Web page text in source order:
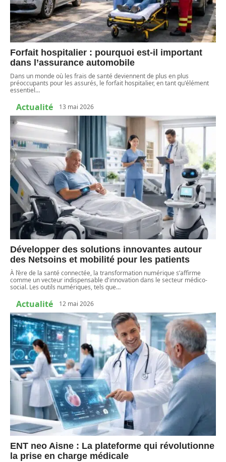
Forfait hospitalier : pourquoi est-il important
dans l’assurance automobile
Dans un monde où les frais de santé deviennent de plus en plus
préoccupants pour les assurés, le forfait hospitalier, en tant qu'élément
essentiel…
Actualité 13 mai 2026
Développer des solutions innovantes autour
des Netsoins et mobilité pour les patients
À l’ère de la santé connectée, la transformation numérique s’affirme
comme un vecteur indispensable d'innovation dans le secteur médico-
social. Les outils numériques, tels que…
Actualité 12 mai 2026
ENT neo Aisne : La plateforme qui révolutionne
la prise en charge médicale